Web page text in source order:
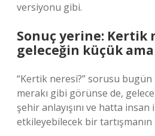
versiyonu gibi.
Sonuç yerine: Kertik
geleceğin küçük
“Kertik neresi?” sorusu
merakı gibi görünse de,
şehir anlayışını ve hatta
etkileyebilecek bir tartışmanın